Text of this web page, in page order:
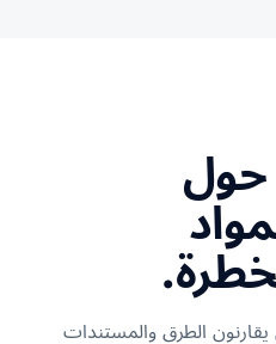
حول
الطرق والمستندات